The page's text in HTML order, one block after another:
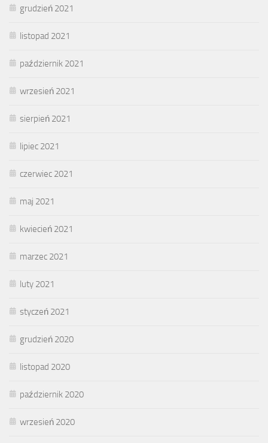
grudzień 2021
listopad 2021
październik 2021
wrzesień 2021
sierpień 2021
lipiec 2021
czerwiec 2021
maj 2021
kwiecień 2021
marzec 2021
luty 2021
styczeń 2021
grudzień 2020
listopad 2020
październik 2020
wrzesień 2020